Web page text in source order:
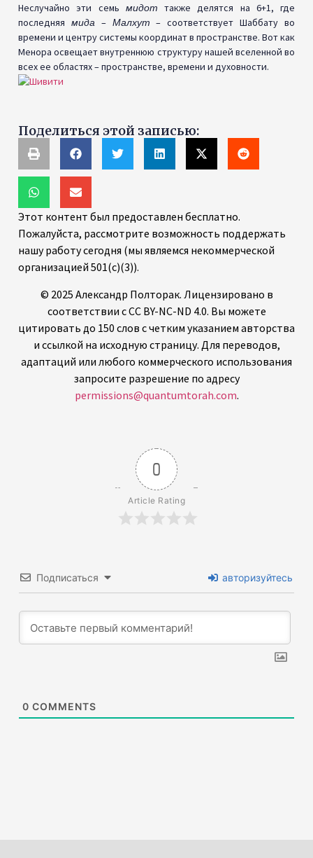
Неслучайно эти семь мидот также делятся на 6+1, где
последняя мида– Малхут – соответствует Шаббату во
времени и центру системы координат в пространстве. Вот как
Менора освещает внутреннюю структуру нашей вселенной во
всех ее областях – пространстве, времени и духовности.
Поделиться этой записью:
Этот контент был предоставлен бесплатно.
Пожалуйста, рассмотрите возможность поддержать
нашу работу сегодня (мы являемся некоммерческой
организацией 501(c)(3)).
© 2025 Александр Полторак. Лицензировано в
соответствии с CC BY-NC-ND 4.0. Вы можете
цитировать до 150 слов с четким указанием авторства
и ссылкой на исходную страницу. Для переводов,
адаптаций или любого коммерческого использования
запросите разрешение по адресу
permissions@quantumtorah.com.
0
Article Rating
Подписаться авторизуйтесь
0 COMMENTS